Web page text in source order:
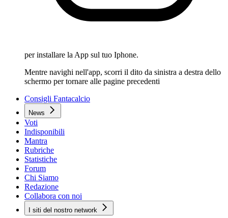
per installare la App sul tuo Iphone.
Mentre navighi nell'app, scorri il dito da sinistra a destra dello
schermo per tornare alle pagine precedenti
Consigli Fantacalcio
News
Voti
Indisponibili
Mantra
Rubriche
Statistiche
Forum
Chi Siamo
Redazione
Collabora con noi
I siti del nostro network